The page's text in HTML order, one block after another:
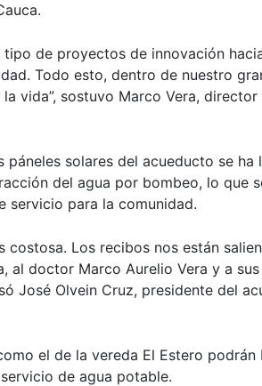
de proyectos de innovación
Todo esto, dentro de nuestro
vida”, sostuvo Marco Vera, director
solares del acueducto se ha
del agua por bombeo, lo que
servicio para la comunidad.
costosa. Los recibos nos están
al doctor Marco Aurelio Vera y a sus
José Olvein Cruz, presidente del
el de la vereda El Estero podrán
de agua potable.